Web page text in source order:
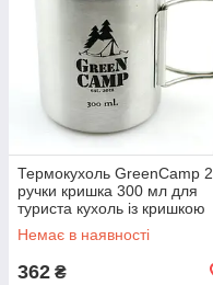
Термокухоль GreenCamp 2
ручки кришка 300 мл для
туриста кухоль із кришкою
Немає в наявності
362 ₴